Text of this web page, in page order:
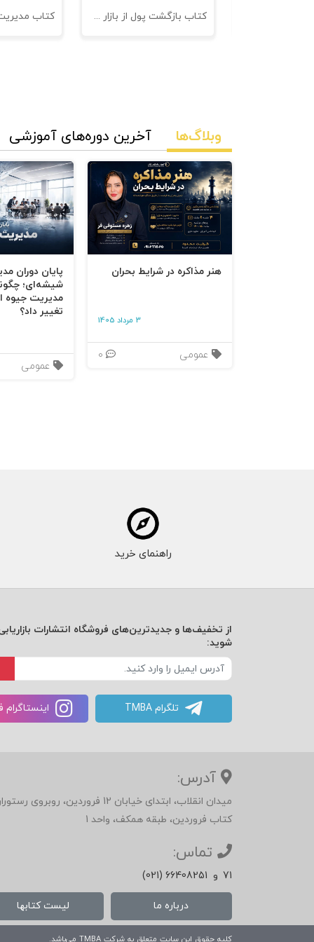
کتاب بازگشت پول از بازار مدیریت وصول مطالبات
وبلاگ‌ها آخرین دوره‌های آموزشی
هنر مذاکره در شرایط بحران
3 مرداد 1405
عمومی
پایان دوران
شیشه‌ای؛
مدیریت جیوه‌
تغییر داد؟
عمومی
راهنمای خرید
از تخفیف‌ها و جدیدترین‌های فروشگاه انتشارات
شوید:
تلگرام TMBA
آدرس:
میدان انقلاب، ابتدای خیابان 12
کتاب فروردین، طبقه همکف، واحد 1
تماس:
(021) 66408251 و 71
درباره ما لیست کتابها
کلیه حقوق این سایت متعلق به شرکت TMBA می‌باشد.